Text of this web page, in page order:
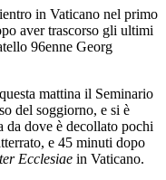
in Vaticano nel primo
aver trascorso gli ultimi
96enne Georg
mattina il Seminario
del soggiorno, e si è
dove è decollato pochi
e 45 minuti dopo
Ecclesiae in Vaticano.